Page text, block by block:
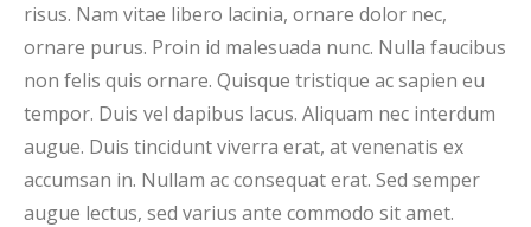
risus. Nam vitae libero lacinia, ornare dolor nec,
ornare purus. Proin id malesuada nunc. Nulla faucibus
non felis quis ornare. Quisque tristique ac sapien eu
tempor. Duis vel dapibus lacus. Aliquam nec interdum
augue. Duis tincidunt viverra erat, at venenatis ex
accumsan in. Nullam ac consequat erat. Sed semper
augue lectus, sed varius ante commodo sit amet.